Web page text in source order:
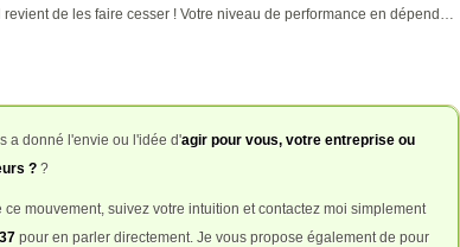
revient de les faire cesser ! Votre niveau de performance en dépend…
a donné l'envie ou l'idée d'agir pour vous, votre entreprise ou
? ?
ce mouvement, suivez votre intuition et contactez moi simplement
pour en parler directement. Je vous propose également de pour